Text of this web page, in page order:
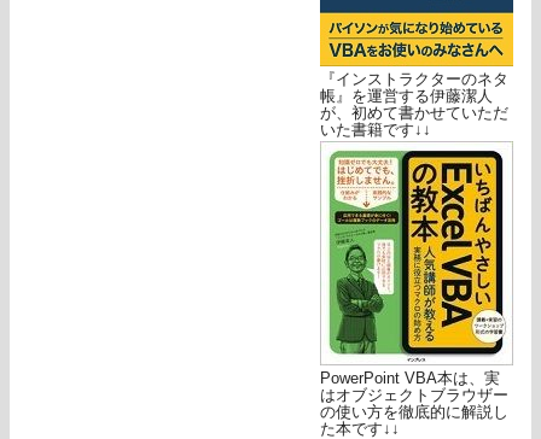
『インストラクターのネタ
帳』を運営する伊藤潔人
が、初めて書かせていただ
いた書籍です↓↓
PowerPoint VBA本は、実
はオブジェクトブラウザー
の使い方を徹底的に解説し
た本です↓↓